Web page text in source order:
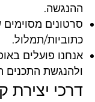
ההנגשה.
סרטונים מסוימים
כתוביות/תמלול.
אנחנו פועלים
ולהנגשת התכנים
דרכי יצירת